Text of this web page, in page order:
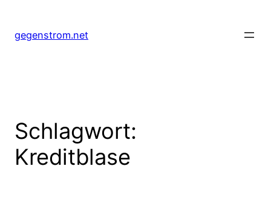
springen
gegenstrom.net
Schlagwort:
Kreditblase